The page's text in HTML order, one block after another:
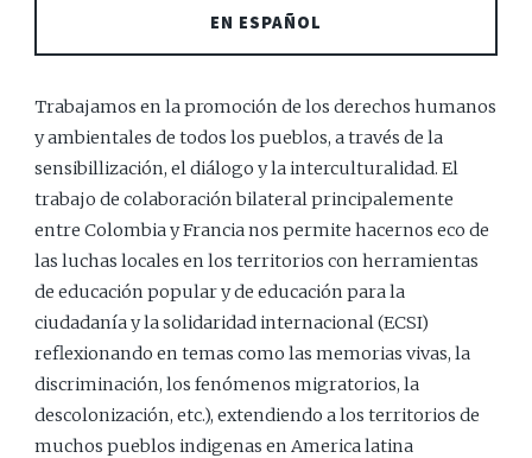
EN ESPAÑOL
Trabajamos en la promoción de los derechos humanos
y ambientales de todos los pueblos, a través de la
sensibillización, el diálogo y la interculturalidad. El
trabajo de colaboración bilateral principalemente
entre Colombia y Francia nos permite hacernos eco de
las luchas locales en los territorios con herramientas
de educación popular y de educación para la
ciudadanía y la solidaridad internacional (ECSI)
reflexionando en temas como las memorias vivas, la
discriminación, los fenómenos migratorios, la
descolonización, etc.), extendiendo a los territorios de
muchos pueblos indigenas en America latina